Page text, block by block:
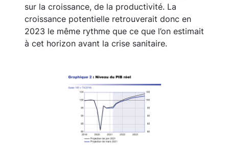
sur la croissance, de la productivité. La
croissance potentielle retrouverait donc en
2023 le même rythme que ce que l’on estimait
à cet horizon avant la crise sanitaire.